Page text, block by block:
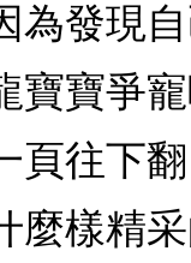
發現
寶寶爭
頁往下
樣精